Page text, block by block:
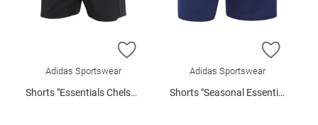
ZUR WUNSCHLISTE HINZUFÜGEN
Adidas Sportswear
Shorts "Essentials Chelsea Lite"
ZUR
Adidas Sportswear
Shorts "Seasonal Essentials"